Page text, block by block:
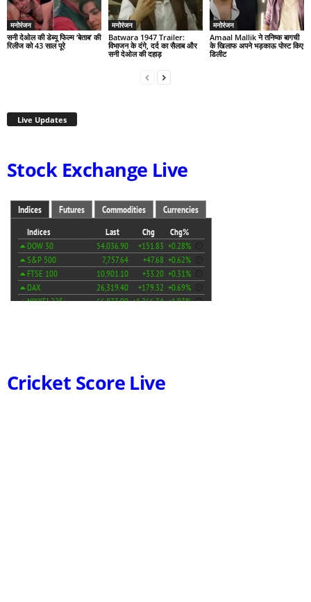
मनोरंजन
सनी देओल की डेब्यू फिल्म ‘बेताब’ की
रिलीज को 43 साल पूरे
मनोरंजन
Batwara 1947 Trailer:
विभाजन के दंगे, दर्द का सैलाब और
सनी देओल की दहाड़
मनोरंजन
Amaal Mallik ने तनिष्क बागची
के खिलाफ अपने भड़काऊ पोस्ट किए
डिलीट
Live Updates
Stock Exchange Live
Cricket Score Live